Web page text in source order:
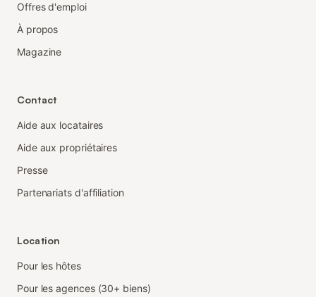
Offres d'emploi
À propos
Magazine
Contact
Aide aux locataires
Aide aux propriétaires
Presse
Partenariats d'affiliation
Location
Pour les hôtes
Pour les agences (30+ biens)